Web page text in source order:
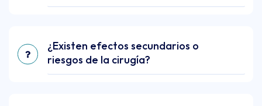
¿Existen efectos secundarios o
riesgos de la cirugía?